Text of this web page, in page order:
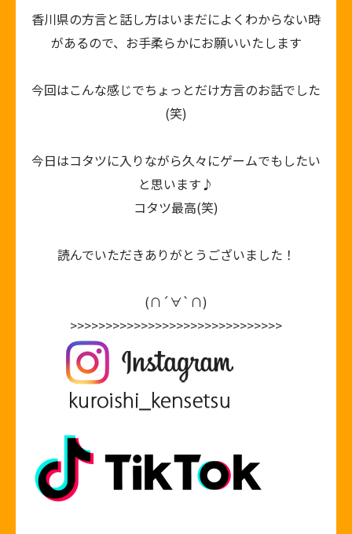
香川県の方言と話し方はいまだによくわからない時
があるので、お手柔らかにお願いいたします
今回はこんな感じでちょっとだけ方言のお話でした
(笑)
今日はコタツに入りながら久々にゲームでもしたい
と思います♪
コタツ最高(笑)
読んでいただきありがとうございました！
(∩´∀`∩)
>>>>>>>>>>>>>>>>>>>>>>>>>>>>>>